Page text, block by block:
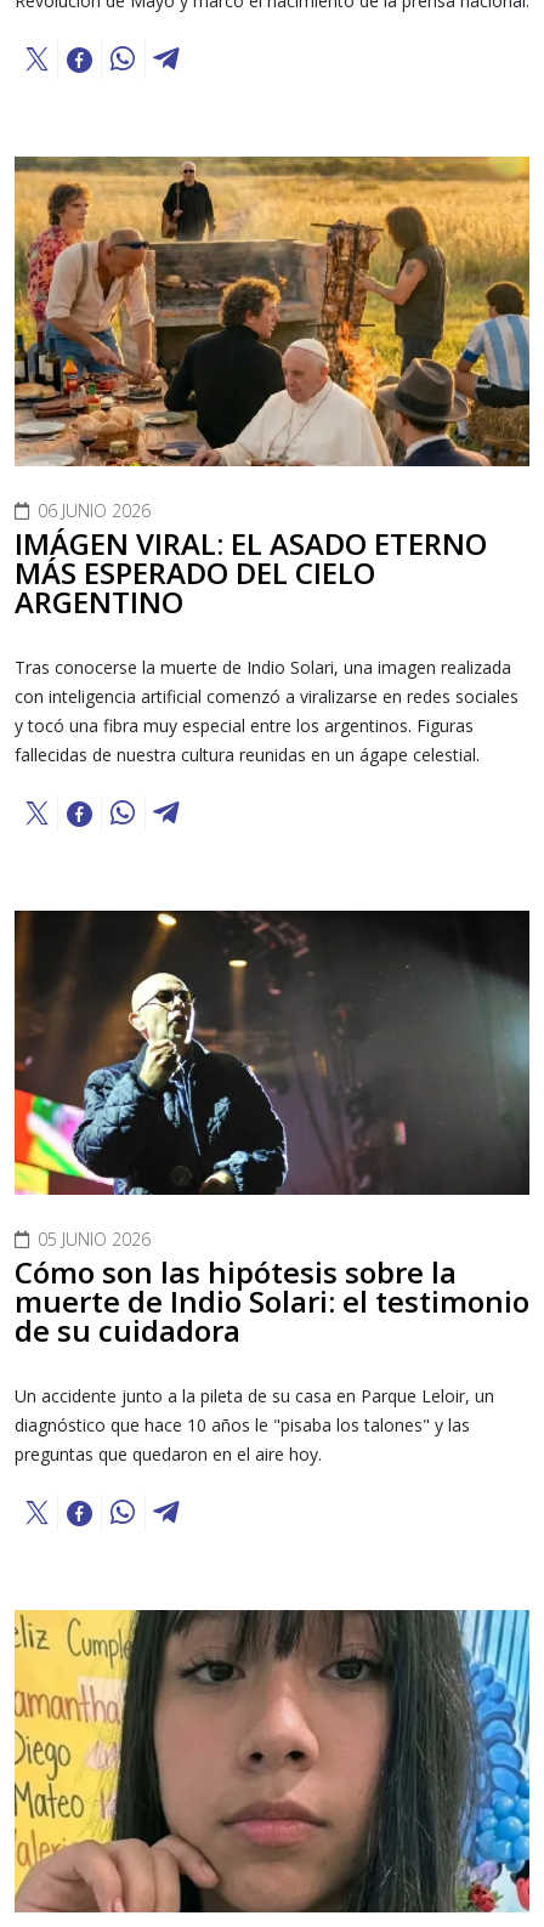
06 JUNIO 2026
IMÁGEN VIRAL: EL ASADO ETERNO
MÁS ESPERADO DEL CIELO
ARGENTINO
Tras conocerse la muerte de Indio Solari, una imagen realizada
con inteligencia artificial comenzó a viralizarse en redes sociales
y tocó una fibra muy especial entre los argentinos. Figuras
fallecidas de nuestra cultura reunidas en un ágape celestial.
05 JUNIO 2026
Cómo son las hipótesis sobre la
muerte de Indio Solari: el testimonio
de su cuidadora
Un accidente junto a la pileta de su casa en Parque Leloir, un
diagnóstico que hace 10 años le "pisaba los talones" y las
preguntas que quedaron en el aire hoy.